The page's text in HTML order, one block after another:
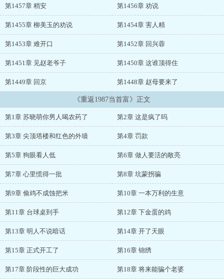
第1457章 稍安 第1456章 劝说
第1455章 柳美玉的劝说 第1454章 害人精
第1453章 难开口 第1452章 回兴蓉
第1451章 见赵老爷子 第1450章 这谁顶得住
第1449章 回京 第1448章 赵母要来了
《重返1987当首富》正文
第1章 苏晓萌你男人喝农药了 第2章 这是疯了吗
第3章 尖顶塔楼和红色的外墙 第4章 罚款
第5章 狗眼看人低 第6章 做人要活的敞亮
第7章 心里慌得一批 第8章 坑蒙拐骗
第9章 偷鸡不成蚀把米 第10章 一本万利的生意
第11章 台球桌到手 第12章 下金蛋的鸡
第13章 明人不说暗话 第14章 开了天眼
第15章 正式开工了 第16章 锦绣
第17章 阶段性的巨大成功 第18章 将来能骗个老婆